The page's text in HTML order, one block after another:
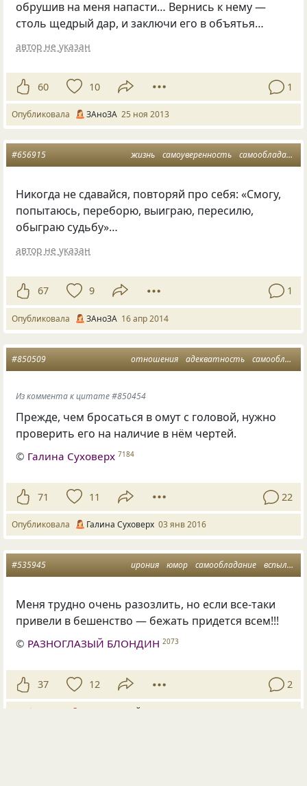
обрушив на меня напасти… Вернись к нему —
столь щедрый дар, и заключи его в объятья…
автор не указан
60 10 1
Опубликовала ЗАноЗА 25 ноя 2013
жизнь самоуверенность самообладание
#656915
Никогда не сдавайся, повторяй про себя: «Cмогу,
попытаюсь, переборю, выиграю, пересилю,
обыграю судьбу»…
автор не указан
67 9 1
Опубликовала ЗАноЗА 16 апр 2014
отношения адекватность самообладание
#850509
Из коммента к цитате #850454
Прежде, чем бросаться в омут с головой, нужно
проверить его на наличие в нём чертей.
© Галина Суховерх 7184
71 11 22
Опубликовала Галина Суховерх 03 янв 2016
ирония юмор самообладание вспыльчивость
#535945
Меня трудно очень разозлить, но если все-таки
привели в бешенство — бежать придется всем!!!
© РАЗНОГЛАЗЫЙ БЛОНДИН 2073
37 12 2
Опубликовал РАЗНОГЛАЗЫЙ БЛОНДИН